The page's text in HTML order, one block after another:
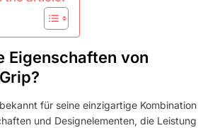
Eigenschaften von
für seine einzigartige Kombination
und Designelementen, die Leistung